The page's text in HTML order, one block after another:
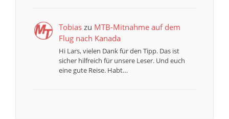
Tobiaszu MTB-Mitnahme auf dem
Flug nach Kanada
Hi Lars, vielen Dank für den Tipp. Das ist
sicher hilfreich für unsere Leser. Und euch
eine gute Reise. Habt…